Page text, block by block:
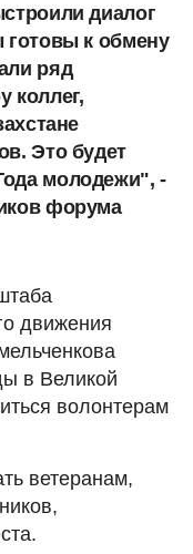
диалог
к обмену
ряд
коллег,
Это будет
молодежи", -
форума
движения
в Великой
волонтерам
ветеранам,